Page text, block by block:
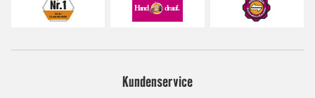
Kundenservice